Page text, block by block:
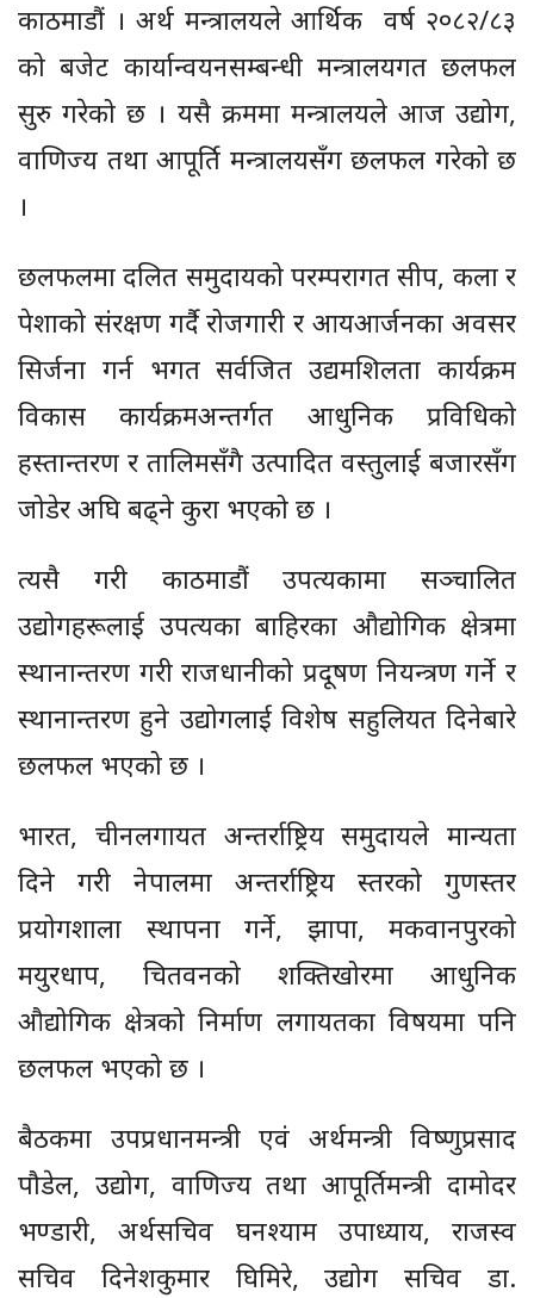
काठमाडौं । अर्थ मन्त्रालयले आर्थिक वर्ष २०८२/८३
को बजेट कार्यान्वयनसम्बन्धी मन्त्रालयगत छलफल
सुरु गरेको छ । यसै क्रममा मन्त्रालयले आज उद्योग,
वाणिज्य तथा आपूर्ति मन्त्रालयसँग छलफल गरेको छ
।
छलफलमा दलित समुदायको परम्परागत सीप, कला र
पेशाको संरक्षण गर्दै रोजगारी र आयआर्जनका अवसर
सिर्जना गर्न भगत सर्वजित उद्यमशिलता कार्यक्रम
विकास कार्यक्रमअन्तर्गत आधुनिक प्रविधिको
हस्तान्तरण र तालिमसँगै उत्पादित वस्तुलाई बजारसँग
जोडेर अघि बढ्ने कुरा भएको छ ।
त्यसै गरी काठमाडौं उपत्यकामा सञ्चालित
उद्योगहरूलाई उपत्यका बाहिरका औद्योगिक क्षेत्रमा
स्थानान्तरण गरी राजधानीको प्रदूषण नियन्त्रण गर्ने र
स्थानान्तरण हुने उद्योगलाई विशेष सहुलियत दिनेबारे
छलफल भएको छ ।
भारत, चीनलगायत अन्तर्राष्ट्रिय समुदायले मान्यता
दिने गरी नेपालमा अन्तर्राष्ट्रिय स्तरको गुणस्तर
प्रयोगशाला स्थापना गर्ने, झापा, मकवानपुरको
मयुरधाप, चितवनको शक्तिखोरमा आधुनिक
औद्योगिक क्षेत्रको निर्माण लगायतका विषयमा पनि
छलफल भएको छ ।
बैठकमा उपप्रधानमन्त्री एवं अर्थमन्त्री विष्णुप्रसाद
पौडेल, उद्योग, वाणिज्य तथा आपूर्तिमन्त्री दामोदर
भण्डारी, अर्थसचिव घनश्याम उपाध्याय, राजस्व
सचिव दिनेशकुमार घिमिरे, उद्योग सचिव डा.